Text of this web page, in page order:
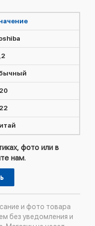
фото или в
нам.
и фото товара
без уведомления и